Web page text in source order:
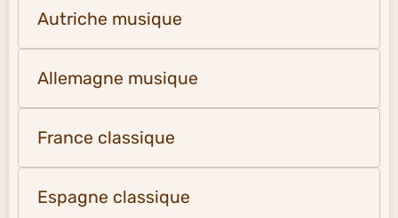
Autriche musique
Allemagne musique
France classique
Espagne classique